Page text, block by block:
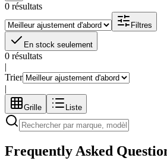
0 résultats
Filtres
En stock seulement
0 résultats
|
Trier
|
Grille Liste
Frequently Asked